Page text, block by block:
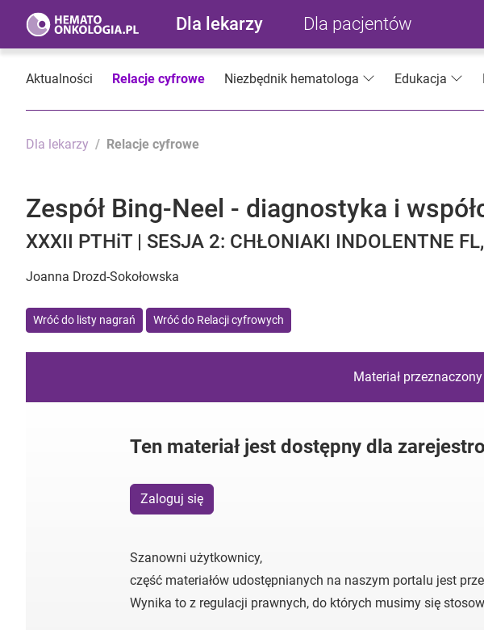
Dla lekarzy Dla pacjentów
Aktualności Relacje cyfrowe Niezbędnik hematologa Edukacja
Dla lekarzy Relacje cyfrowe
Zespół Bing-Neel - diagnostyka i
XXXII PTHiT | SESJA 2: CHŁONIAKI INDOLENTNE
Joanna Drozd-Sokołowska
Wróć do listy nagrań Wróć do Relacji cyfrowych
Materiał
Ten materiał jest dostępny dla
Zaloguj się
Szanowni użytkownicy,
część materiałów udostępnianych na naszym portalu jest
Wynika to z regulacji prawnych, do których musimy się